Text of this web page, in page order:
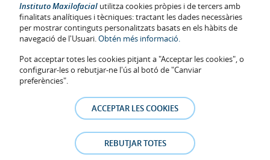
Última actualització: 2023
Num. d'autorització de centre sanitari: E08646940
La informació present a la web no reemplaça sinó complementa la
relació metge-pacient. En cas de dubte, consulti amb el metge de
referència. Les fotos i els testimonis dels pacients identificables que
apareixen a la web estan publicades amb el seu consentiment i es
retiraran a qualsevol moment a petició dels pacients.
Instituto Maxilofacial utilitza cookies pròpies i de tercers amb
finalitats analítiques i tècniques: tractant les dades necessàries
per mostrar continguts personalitzats basats en els hàbits de
navegació de l'Usuari.Obtén més informació.
Pot acceptar totes les cookies pitjant a "Acceptar les cookies", o
configurar-les o rebutjar-ne l'ús al botó de "Canviar
preferències".
ACCEPTAR LES COOKIES
REBUTJAR TOTES